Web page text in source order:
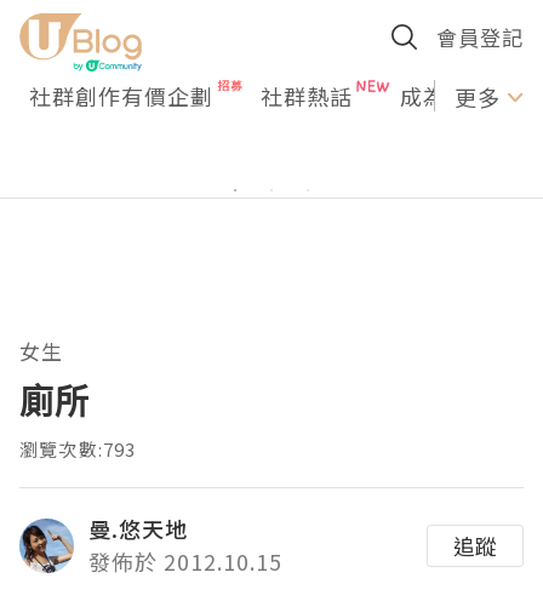
會員登記
社群創作有價企劃 社群熱話 成為U更多
女生
廁所
瀏覽次數:793
曼.悠天地
發佈於 2012.10.15
追蹤